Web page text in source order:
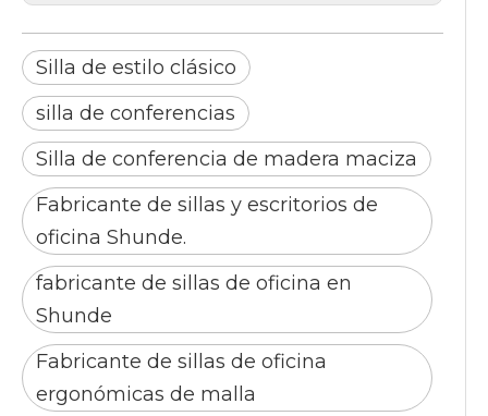
Silla de estilo clásico
silla de conferencias
Silla de conferencia de madera maciza
Fabricante de sillas y escritorios de
oficina Shunde.
fabricante de sillas de oficina en
Shunde
Fabricante de sillas de oficina
ergonómicas de malla